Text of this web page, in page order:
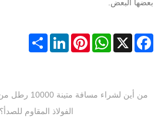
بعضها البعض.
Facebook
X
WhatsApp
Pinterest
LinkedIn
Share
من أين لشراء
الفولاذ المقاوم للصدأ؟